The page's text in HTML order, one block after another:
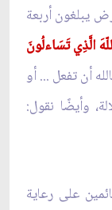
يبلغون أربعة
الَّذِي تَسَاءلُونَ
أن تفعل ... أو
وأيضًا نقول:
على رعاية